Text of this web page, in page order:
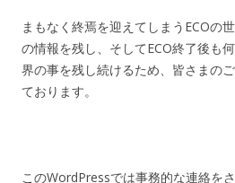
まもなく終焉を迎えてしまうECOの
の情報を残し、そしてECO終了後も
界の事を残し続けるため、皆さまの
ております。
このWordPressでは事務的な連絡を